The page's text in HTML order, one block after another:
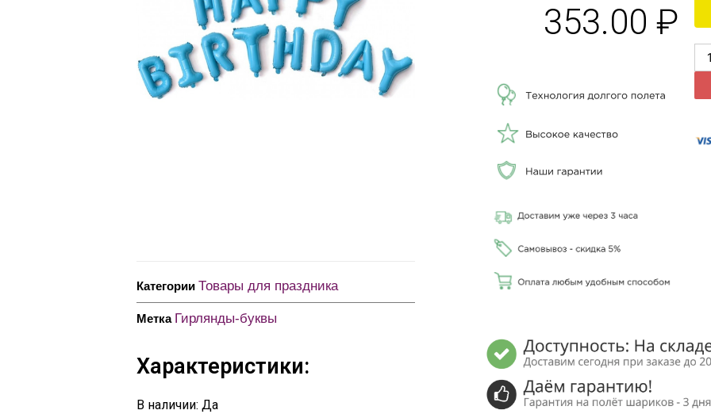
Категории Товары для праздника
Метка Гирлянды-буквы
Характеристики:
В наличии: Да
353.00₽